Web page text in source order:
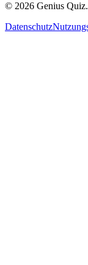
© 2026 Genius
Datenschutz